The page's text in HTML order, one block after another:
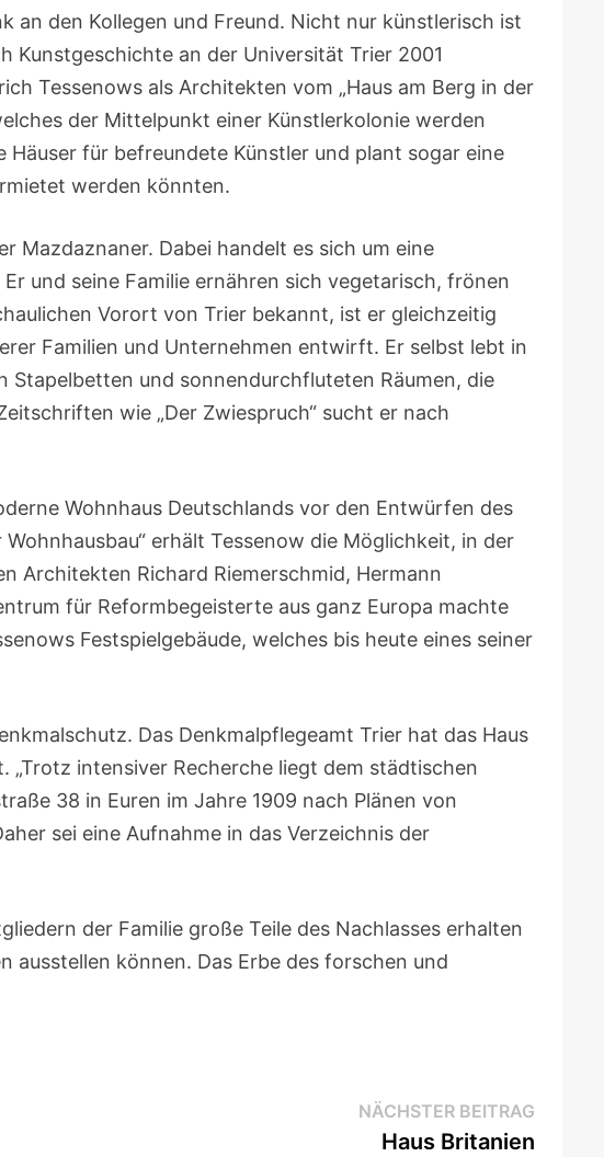
an den Kollegen und Freund. Nicht nur künstlerisch ist
Kunstgeschichte an der Universität Trier 2001
Tessenows als Architekten vom „Haus am Berg in der
der Mittelpunkt einer Künstlerkolonie werden
für befreundete Künstler und plant sogar eine
werden könnten.
Mazdaznaner. Dabei handelt es sich um eine
und seine Familie ernähren sich vegetarisch, frönen
Vorort von Trier bekannt, ist er gleichzeitig
Familien und Unternehmen entwirft. Er selbst lebt in
und sonnendurchfluteten Räumen, die
wie „Der Zwiespruch“ sucht er nach
Wohnhaus Deutschlands vor den Entwürfen des
erhält Tessenow die Möglichkeit, in der
Architekten Richard Riemerschmid, Hermann
für Reformbegeisterte aus ganz Europa machte
Festspielgebäude, welches bis heute eines seiner
Das Denkmalpflegeamt Trier hat das Haus
intensiver Recherche liegt dem städtischen
38 in Euren im Jahre 1909 nach Plänen von
sei eine Aufnahme in das Verzeichnis der
der Familie große Teile des Nachlasses erhalten
ausstellen können. Das Erbe des forschen und
NÄCHSTER BEITRAG
Haus Britanien